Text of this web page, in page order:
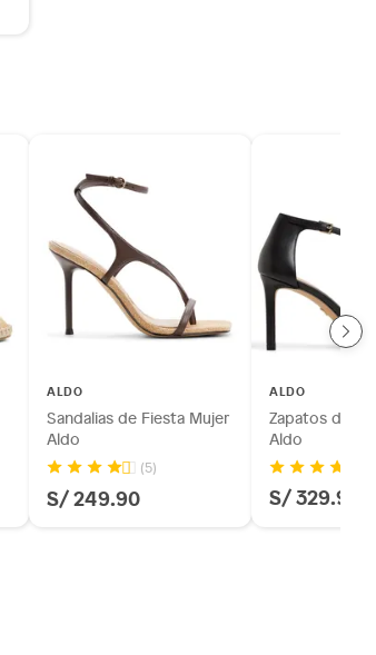
ALDO
Sandalias de Fiesta Mujer
Aldo
(5)
S/ 249.90
ALDO
Zapatos de
Aldo
S/ 329.90